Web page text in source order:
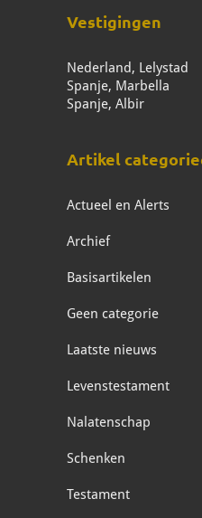
Vestigingen
Nederland, Lelystad
Spanje, Marbella
Spanje, Albir
Artikel
Actueel en Alerts
Archief
Basisartikelen
Geen categorie
Laatste nieuws
Levenstestament
Nalatenschap
Schenken
Testament